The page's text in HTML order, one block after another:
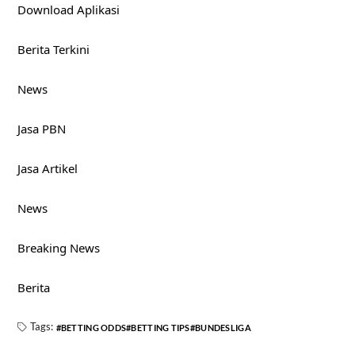
Download Aplikasi
Berita Terkini
News
Jasa PBN
Jasa Artikel
News
Breaking News
Berita
Tags: BETTING ODDS BETTING TIPS BUNDESLIGA